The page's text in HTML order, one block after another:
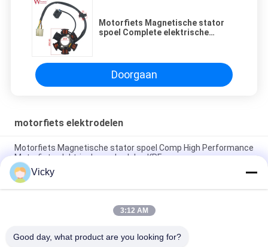
Motorfiets Magnetische stator
spoel Complete elektrische
Doorgaan
motorfiets elektrodelen
Motorfiets Magnetische stator spoel Comp High Performance
Motorfiets elektrische onderdelen KRF
Elektrische motorfiets relais connector Kriss 100 voor B2B
kopers Goede prestaties Mannelijke 6.3mm
Elektrische schakelaar relais voor NOUVO mannelijke
Vicky
3:12 AM
Good day, what product are you looking for?